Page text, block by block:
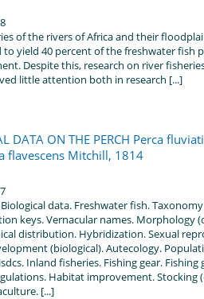
of the rivers of Africa and their
to yield 40 percent of the freshwater fish
Despite this, research on river
little attention both in research [...]
DATA ON THE PERCH Perca
flavescens Mitchill, 1814
data. Freshwater fish.
keys. Vernacular names. Morphology
distribution. Hybridization. Sexual
(biological). Autecology.
Inland fisheries. Fishing gear. Fishing
Habitat improvement. Stocking
[...]